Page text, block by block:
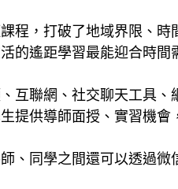
程 ，打破了地域界限、
的遙距學習最能迎合時
互聯網、社交聊天工具
提供導師面授、實習機會
、同學之間還可以透過